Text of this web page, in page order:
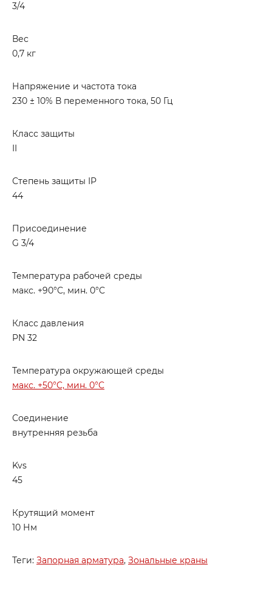
3/4
Вес
0,7 кг
Напряжение и частота тока
230 ± 10% В переменного тока, 50 Гц
Класс защиты
II
Степень защиты IP
44
Присоединение
G 3/4
Температура рабочей среды
макс. +90°C, мин. 0°C
Класс давления
PN 32
Температура окружающей среды
макс. +50°C, мин. 0°C
Соединение
внутренняя резьба
Kvs
45
Крутящий момент
10 Нм
Теги: Запорная арматура, Зональные краны